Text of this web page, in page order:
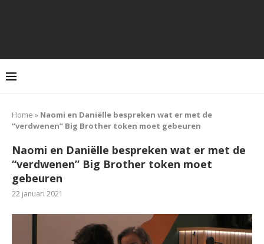
Home » Naomi en Daniëlle bespreken wat er met de
“verdwenen” Big Brother token moet gebeuren
Naomi en Daniëlle bespreken wat er met de
“verdwenen” Big Brother token moet
gebeuren
22 januari 2021